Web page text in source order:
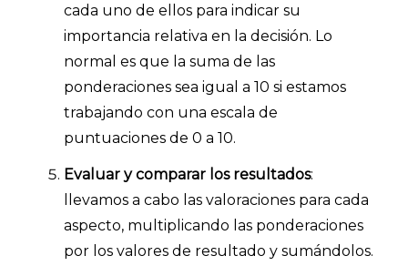
cada uno de ellos para indicar su
importancia relativa en la decisión. Lo
normal es que la suma de las
ponderaciones sea igual a 10 si estamos
trabajando con una escala de
puntuaciones de 0 a 10.
Evaluar y comparar los resultados:
llevamos a cabo las valoraciones para cada
aspecto, multiplicando las ponderaciones
por los valores de resultado y sumándolos.